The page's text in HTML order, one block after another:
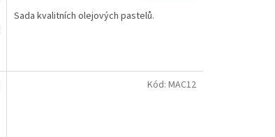
Sada kvalitních olejových pastelů.
Kód: MAC12